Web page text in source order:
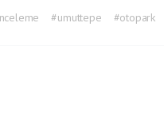
#umuttepe #otopark